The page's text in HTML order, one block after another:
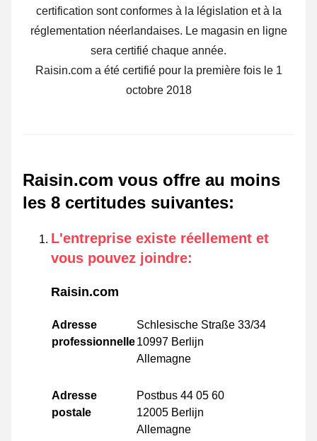
certification sont conformes à la législation et à la
réglementation néerlandaises. Le magasin en ligne
sera certifié chaque année.
Raisin.com a été certifié pour la première fois le 1
octobre 2018
Raisin.com vous offre au moins
les 8 certitudes suivantes:
L'entreprise existe réellement et
vous pouvez joindre:
Raisin.com
Adresse
professionnelle
Schlesische Straße 33/34
10997 Berlijn
Allemagne
Adresse
postale
Postbus 44 05 60
12005 Berlijn
Allemagne